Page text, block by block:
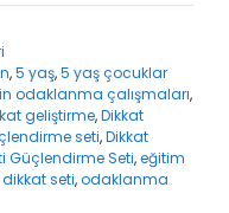
,5 yaş,5 yaş çocuklar
odaklanma çalışmaları,
geliştirme,Dikkat
seti,Dikkat
Güçlendirme Seti,eğitim
dikkat seti,odaklanma